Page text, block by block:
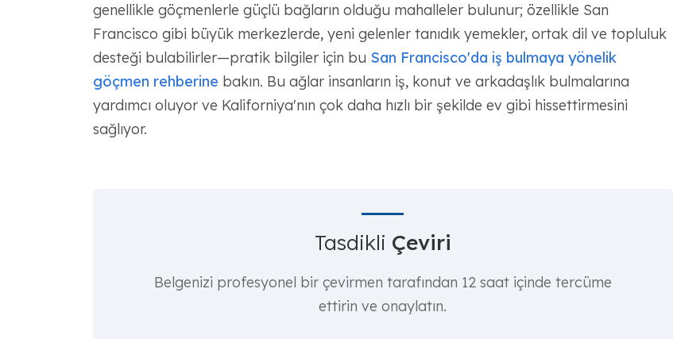
genellikle göçmenlerle güçlü bağların olduğu mahalleler bulunur; özellikle San
Francisco gibi büyük merkezlerde, yeni gelenler tanıdık yemekler, ortak dil ve topluluk
desteği bulabilirler—pratik bilgiler için bu San Francisco'da iş bulmaya yönelik
göçmen rehberine bakın. Bu ağlar insanların iş, konut ve arkadaşlık bulmalarına
yardımcı oluyor ve Kaliforniya'nın çok daha hızlı bir şekilde ev gibi hissettirmesini
sağlıyor.
Tasdikli Çeviri
Belgenizi profesyonel bir çevirmen tarafından 12 saat içinde tercüme
ettirin ve onaylatın.